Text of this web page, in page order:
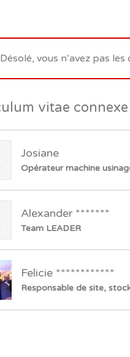
Désolé, vous n’avez pas
vitae connexe
Josiane
Opérateur machine
Alexander *******
Team LEADER
Felicie ************
Responsable de site,